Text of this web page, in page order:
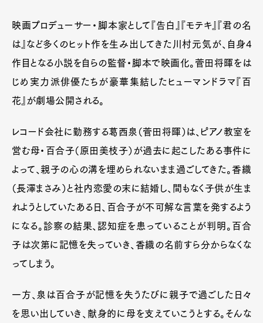
映画プロデューサー・脚本家として『告白』『モテキ』『君の名
は』など多くのヒット作を生み出してきた川村元気が、自身4
作目となる小説を自らの監督・脚本で映画化。菅田将暉をは
じめ実力派俳優たちが豪華集結したヒューマンドラマ『百
花』が劇場公開される。
レコード会社に勤務する葛西泉（菅田将暉）は、ピアノ教室を
営む母・百合子（原田美枝子）が過去に起こしたある事件に
よって、親子の心の溝を埋められないまま過ごしてきた。香織
（長澤まさみ）と社内恋愛の末に結婚し、間もなく子供が生ま
れようとしていたある日、百合子が不可解な言葉を発するよう
になる。診察の結果、認知症を患っていることが判明。百合
子は次第に記憶を失っていき、香織の名前すら分からなくな
ってしまう。
一方、泉は百合子が記憶を失うたびに親子で過ごした日々
を思い出していき、献身的に母を支えていこうとする。そんな